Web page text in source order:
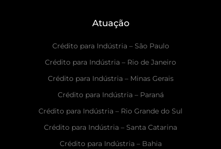
Atuação
Crédito para Indústria – São Paulo
Crédito para Indústria – Rio de Janeiro
Crédito para Indústria – Minas Gerais
Crédito para Indústria – Paraná
Crédito para Indústria – Rio Grande do Sul
Crédito para Indústria – Santa Catarina
Crédito para Indústria – Bahia